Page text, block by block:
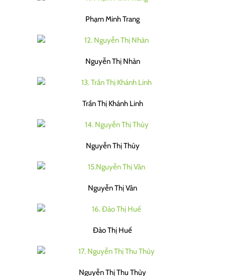
Phạm Minh Trang
Nguyễn Thị Nhàn
Trần Thị Khánh Linh
Nguyễn Thị Thùy
Nguyễn Thị Vân
Đào Thị Huế
Nguyễn Thị Thu Thủy